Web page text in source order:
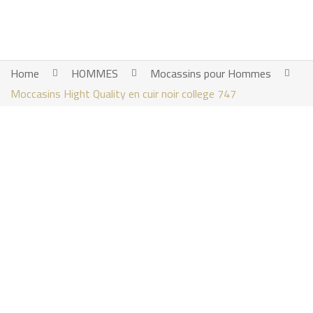
Home HOMMES
Mocassins pour Hommes
Moccasins Hight Quality en cuir noir college 747